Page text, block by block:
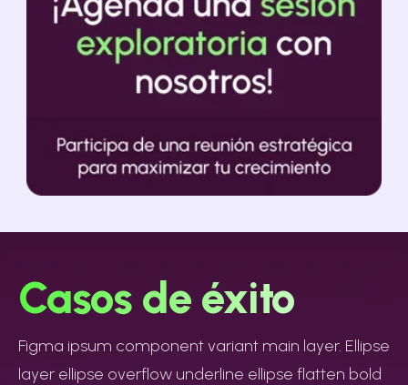
Casos de éxito
Figma ipsum component variant main layer. Ellipse
layer ellipse overflow underline ellipse flatten bold